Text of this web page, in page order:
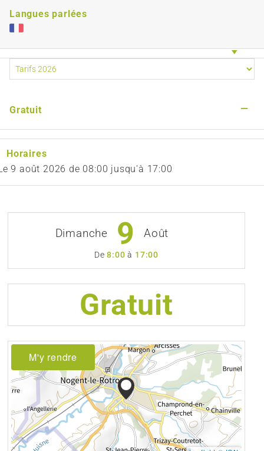
Langues parlées
Gratuit —
Horaires
9 août 2026 de 08:00 jusqu'à 17:00
Dimanche 9 Août
De8:00à 17:00
Gratuit
M'y rendre